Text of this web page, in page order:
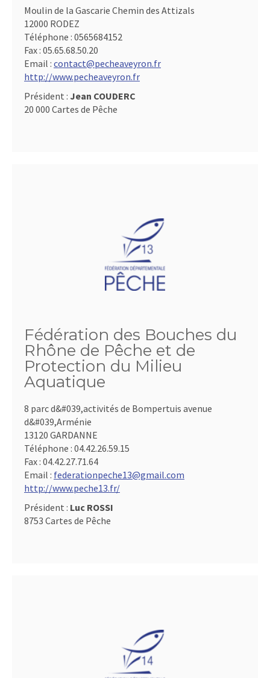
Moulin de la Gascarie Chemin des Attizals
12000 RODEZ
Téléphone : 0565684152
Fax : 05.65.68.50.20
Email : contact@pecheaveyron.fr
http://www.pecheaveyron.fr
Président : Jean COUDERC
20 000 Cartes de Pêche
Fédération des Bouches du
Rhône de Pêche et de
Protection du Milieu
Aquatique
8 parc d&#039,activités de Bompertuis avenue
d&#039,Arménie
13120 GARDANNE
Téléphone : 04.42.26.59.15
Fax : 04.42.27.71.64
Email : federationpeche13@gmail.com
http://www.peche13.fr/
Président : Luc ROSSI
8753 Cartes de Pêche